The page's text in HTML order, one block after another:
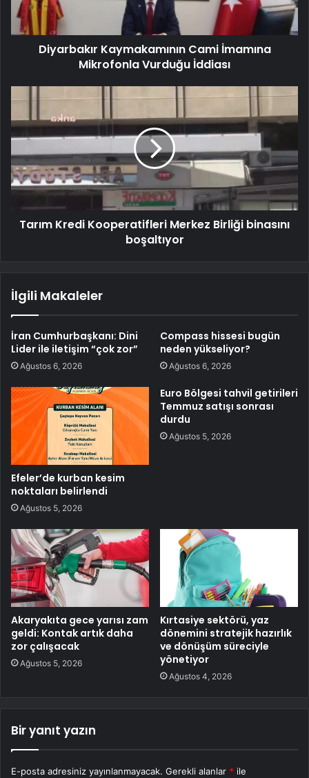
Diyarbakır Kaymakamının Cami İmamına
Mikrofonla Vurduğu İddiası
Tarım Kredi Kooperatifleri Merkez Birliği binasını
boşaltıyor
İlgili Makaleler
İran Cumhurbaşkanı: Dini
Lider ile iletişim “çok zor”
Ağustos 6, 2026
Compass hissesi bugün
neden yükseliyor?
Ağustos 6, 2026
Efeler’de kurban kesim
noktaları belirlendi
Ağustos 5, 2026
Euro Bölgesi tahvil getirileri
Temmuz satışı sonrası
durdu
Ağustos 5, 2026
Akaryakıta gece yarısı zam
geldi: Kontak artık daha
zor çalışacak
Ağustos 5, 2026
Kırtasiye sektörü, yaz
dönemini stratejik hazırlık
ve dönüşüm süreciyle
yönetiyor
Ağustos 4, 2026
Bir yanıt yazın
E-posta adresiniz yayınlanmayacak. Gerekli alanlar * ile